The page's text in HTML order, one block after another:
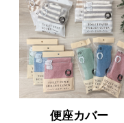
便座カバー